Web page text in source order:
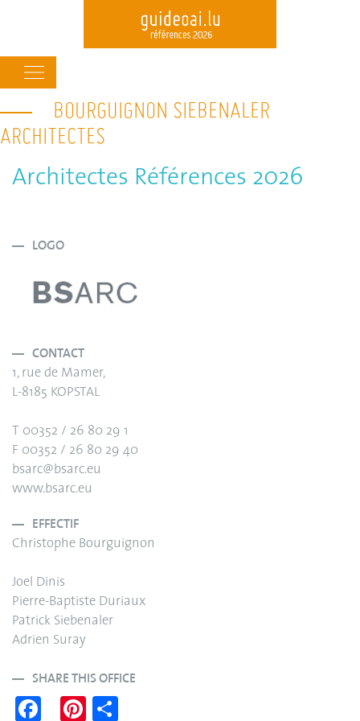
Skip
to
navigation
BOURGUIGNON SIEBENALER
ARCHITECTES
Architectes Références 2026
LOGO
CONTACT
1, rue de Mamer,
L-8185 KOPSTAL
T 00352 / 26 80 29 1
F 00352 / 26 80 29 40
bsarc@bsarc.eu
www.bsarc.eu
EFFECTIF
Christophe Bourguignon
Joel Dinis
Pierre-Baptiste Duriaux
Patrick Siebenaler
Adrien Suray
SHARE THIS OFFICE
Fa Pi